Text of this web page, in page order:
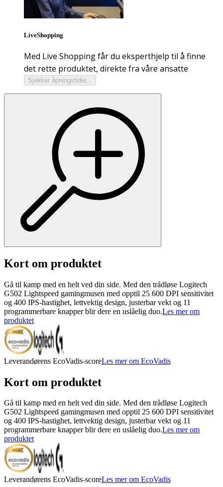
LiveShopping
Med Live Shopping får du eksperthjelp til å finne
det rette produktet, direkte fra våre ansatte
Sjekker åpningstider...
Kort om produktet
Gå til kamp med en helt ved din side. Med den trådløse Logitech
G502 Lightspeed gamingmusen med opptil 25 600 DPI sensitivitet
og 400 IPS-hastighet, lettvektig design, justerbar vekt og 11
programmerbare knapper blir dere en uslåelig duo.Les mer om
produktet
Leverandørens EcoVadis-scoreLes mer om EcoVadis
Kort om produktet
Gå til kamp med en helt ved din side. Med den trådløse Logitech
G502 Lightspeed gamingmusen med opptil 25 600 DPI sensitivitet
og 400 IPS-hastighet, lettvektig design, justerbar vekt og 11
programmerbare knapper blir dere en uslåelig duo.Les mer om
produktet
Leverandørens EcoVadis-scoreLes mer om EcoVadis